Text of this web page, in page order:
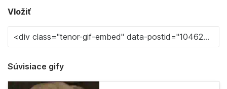
Vložiť
Súvisiace gify